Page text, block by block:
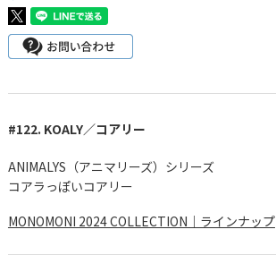
#122. KOALY／コアリー
ANIMALYS（アニマリーズ）シリーズ
コアラっぽいコアリー
MONOMONI 2024 COLLECTION｜ラインナップ